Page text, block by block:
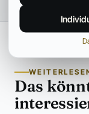
Das